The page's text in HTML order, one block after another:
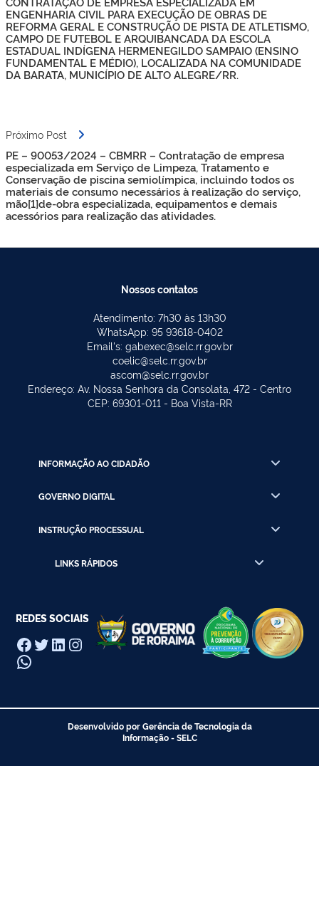
Post
ENGENHARIA CIVIL PARA EXECUÇÃO DE OBRAS DE
REFORMA GERAL E CONSTRUÇÃO DE PISTA DE ATLETISMO,
CAMPO DE FUTEBOL E ARQUIBANCADA DA ESCOLA
ESTADUAL INDÍGENA HERMENEGILDO SAMPAIO (ENSINO
FUNDAMENTAL E MÉDIO), LOCALIZADA NA COMUNIDADE
DA BARATA, MUNICÍPIO DE ALTO ALEGRE/RR.
Próximo Post
PE – 90053/2024 – CBMRR – Contratação de empresa
especializada em Serviço de Limpeza, Tratamento e
Conservação de piscina semiolímpica, incluindo todos os
materiais de consumo necessários à realização do serviço,
mão[1]de-obra especializada, equipamentos e demais
acessórios para realização das atividades.
Nossos contatos
Atendimento: 7h30 às 13h30
WhatsApp: 95 93618-0402
Email's: gabexec@selc.rr.gov.br
coelic@selc.rr.gov.br
ascom@selc.rr.gov.br
Endereço: Av. Nossa Senhora da Consolata, 472 - Centro
CEP: 69301-011 - Boa Vista-RR
INFORMAÇÃO AO CIDADÃO
GOVERNO DIGITAL
INSTRUÇÃO PROCESSUAL
LINKS RÁPIDOS
REDES SOCIAIS
Facebook
Twitter
LinkedIn
Instagram
WhatsApp
Desenvolvido por Gerência de Tecnologia da
Informação - SELC